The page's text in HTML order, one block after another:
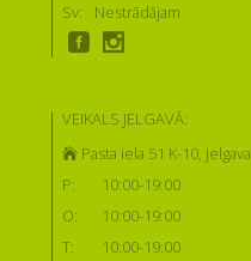
Sv:
Nestrādājam
VEIKALS JELGAVĀ:
Pasta iela 51 K-10, Jelgava
P:
10:00-19:00
O:
10:00-19:00
T:
10:00-19:00